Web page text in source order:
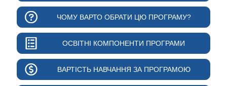
ЧОМУ ВАРТО ОБРАТИ ЦЮ ПРОГРАМУ?
ОСВІТНІ КОМПОНЕНТИ ПРОГРАМИ
ВАРТІСТЬ НАВЧАННЯ ЗА ПРОГРАМОЮ